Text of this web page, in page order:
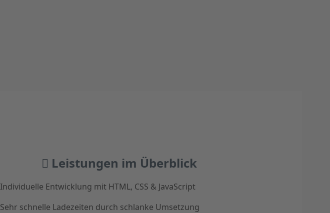
Leistungen im Überblick
Individuelle Entwicklung mit HTML, CSS & JavaScript
Sehr schnelle Ladezeiten durch schlanke Umsetzung